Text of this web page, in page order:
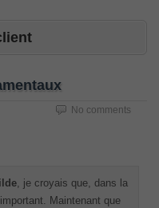
No comments
, je croyais que, dans la
Maintenant que